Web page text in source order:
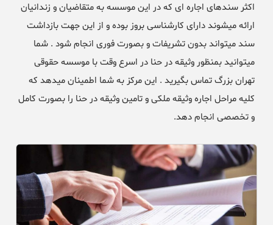
اکثر سندهای اجاره ای که در این موسسه به متقاضیان و زندانیان
ارائه میشوند دارای کارشناسی بروز بوده و از این جهت بازداشت
سند میتواند بدون تشریفات و بصورت فوری انجام شود . شما
میتوانید بمنظور وثیقه در حنا در اسرع وقت با موسسه حقوقی
تهران بزرگ تماس بگیرید . این مرکز به شما اطمینان میدهد که
کلیه مراحل اجاره وثیقه ملکی و تامین وثیقه در حنا را بصورت کامل
و تخصصی انجام دهد.